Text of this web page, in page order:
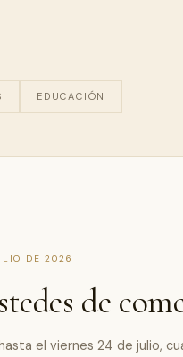
EDUCACIÓN
DE 2026
de
el viernes 24 de julio,